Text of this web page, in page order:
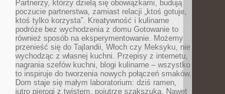
Partnerzy, którzy dzielą się obowiązkami, budują
poczucie partnerstwa, zamiast relacji „ktoś gotuje,
ktoś tylko korzysta”. Kreatywność i kulinarne
podróże bez wychodzenia z domu Gotowanie to
również sposób na eksperymentowanie. Możemy
przenieść się do Tajlandii, Włoch czy Meksyku, nie
wychodząc z własnej kuchni. Przepisy z internetu,
nagrania szefów kuchni, blogi kulinarne – wszystko
to inspiruje do tworzenia nowych połączeń smaków.
Dom staje się małym laboratorium: dziś ramen,
jutro pierogi z twistem, pojutrze szakszuka. Nawet